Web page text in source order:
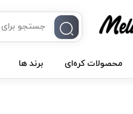
محصولات کره‌ای برند ها